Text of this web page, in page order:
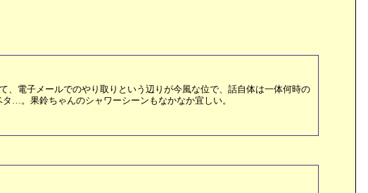
電子メールでのやり取りという辺りが今風な位で、話自体は一体何時の
…。果鈴ちゃんのシャワーシーンもなかなか宜しい。